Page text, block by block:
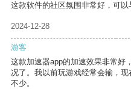
这款软件的社区氛围非常好，可以
2024-12-28
游客
这款加速器app的加速效果非常好
况了。我以前玩游戏经常会输，
不少。